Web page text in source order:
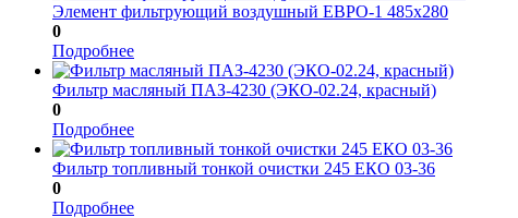
Элемент фильтрующий воздушный ЕВРО-1 485х280
0
Подробнее
Фильтр масляный ПАЗ-4230 (ЭКО-02.24, красный)
0
Подробнее
Фильтр топливный тонкой очистки 245 ЕКО 03-36
0
Подробнее